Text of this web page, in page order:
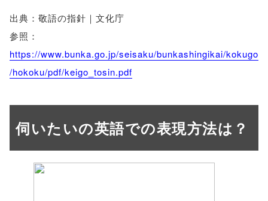
出典：敬語の指針｜文化庁
参照：
https://www.bunka.go.jp/seisaku/bunkashingikai/kokugo
/hokoku/pdf/keigo_tosin.pdf
伺いたいの英語での表現方法は？